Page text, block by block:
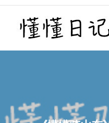
Skip
content